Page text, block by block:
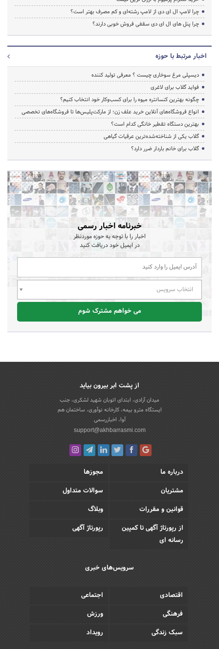
چرا لامپ ال ای دی از لامپ رشته‌ای و کم مصرف بهتر است؟
چرا پنل های ال ای دی سقفی فروش خوبی دارند؟
اخبار مرتبط با حوزه
دیسپلی مرغ سوخاری چیست ؟ معرفی تولید کننده
فواید گلاب برای لاغری
چگونه بهترین کنسانتره میوه را برای کسب‌وکار خود انتخاب کنیم؟
انواع فروشگاه‌های آنلاین خرید علف زن؛ از مارکت‌پلیس‌ها تا فروشگاه‌های تخصصی
بهترین دستگاه تقطیر خانگی کدام است؟
گلاب یکی از شناخته‌شده‌ترین عرقیات گیاهی
گلاب برای خانم باردار ضرر دارد؟
خبرنامه اخبار رسمی
اخبار را با توجه به حوزه موردنظر
در ایمیل خود دریافت کنید
انتخاب سرویس
می خواهم مشترک شوم
از پشت ابر بیرون بیاید
میدان آزادی، ابتدای اتوبان شهید لشکری، جنب
ایستگاه مترو بیمه، کارخانه نوآوری، ساختمان هم
آوا، اخباررسمی
support@akhbarrasmi.com
درباره ما
مجوزها
مشتریان
سوالات متداول
قوانین و مقررات
وبلاگ
از رپورتاژ آگهی تا کمپین
رسانه ای
رپورتاژ آگهی
سرویس‌های خبری
اقتصادی
اجتماعی
فرهنگی
ورزش
سبک زندگی
رویداد